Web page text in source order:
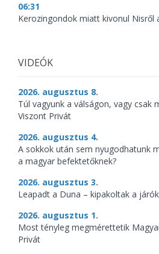
06:31
Kerozingondok miatt kivonul Nisről
VIDEÓK
2026. augusztus 8.
Túl vagyunk a válságon, vagy csak
Viszont Privát
2026. augusztus 4.
A sokkok után sem nyugodhatunk
a magyar befektetőknek?
2026. augusztus 3.
Leapadt a Duna – kipakoltak a
2026. augusztus 1.
Most tényleg megmérettetik
Privát